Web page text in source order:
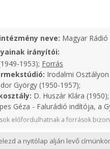
neve: Magyar Rádió
irányítói:
1953); Forrás
Irodalmi
György (1950-1957);
D. Huszár Klára (1950);
Géza - Falurádió indítója, a
előfordulhatnak a források
a nyitólap alján levő